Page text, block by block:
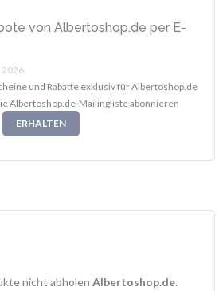
von Albertoshop.de per E-
und Rabatte exklusiv für Albertoshop.de
Albertoshop.de-Mailingliste abonnieren
ERHALTEN
nicht abholen Albertoshop.de.